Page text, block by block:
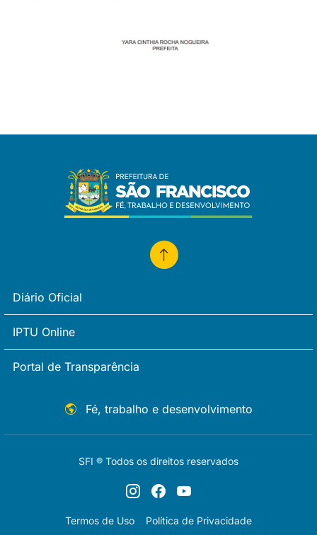
Diário Oficial
IPTU Online
Portal de Transparência
Fé, trabalho e desenvolvimento
SFI ® Todos os direitos reservados
Termos de Uso Política de Privacidade